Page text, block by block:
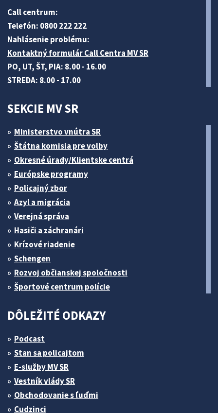
Call centrum:
Telefón: 0800 222 222
Nahlásenie problému:
Kontaktný formulár Call Centra MV SR
PO, UT, ŠT, PIA: 8.00 - 16.00
STREDA: 8.00 - 17.00
SEKCIE MV SR
Ministerstvo vnútra SR
Štátna komisia pre volby
Okresné úrady/Klientske centrá
Európske programy
Policajný zbor
Azyl a migrácia
Verejná správa
Hasiči a záchranári
Krízové riadenie
Schengen
Rozvoj občianskej spoločnosti
Športové centrum polície
DÔLEŽITÉ ODKAZY
Podcast
Stan sa policajtom
E-služby MV SR
Vestník vlády SR
Obchodovanie s ľuďmi
Cudzinci